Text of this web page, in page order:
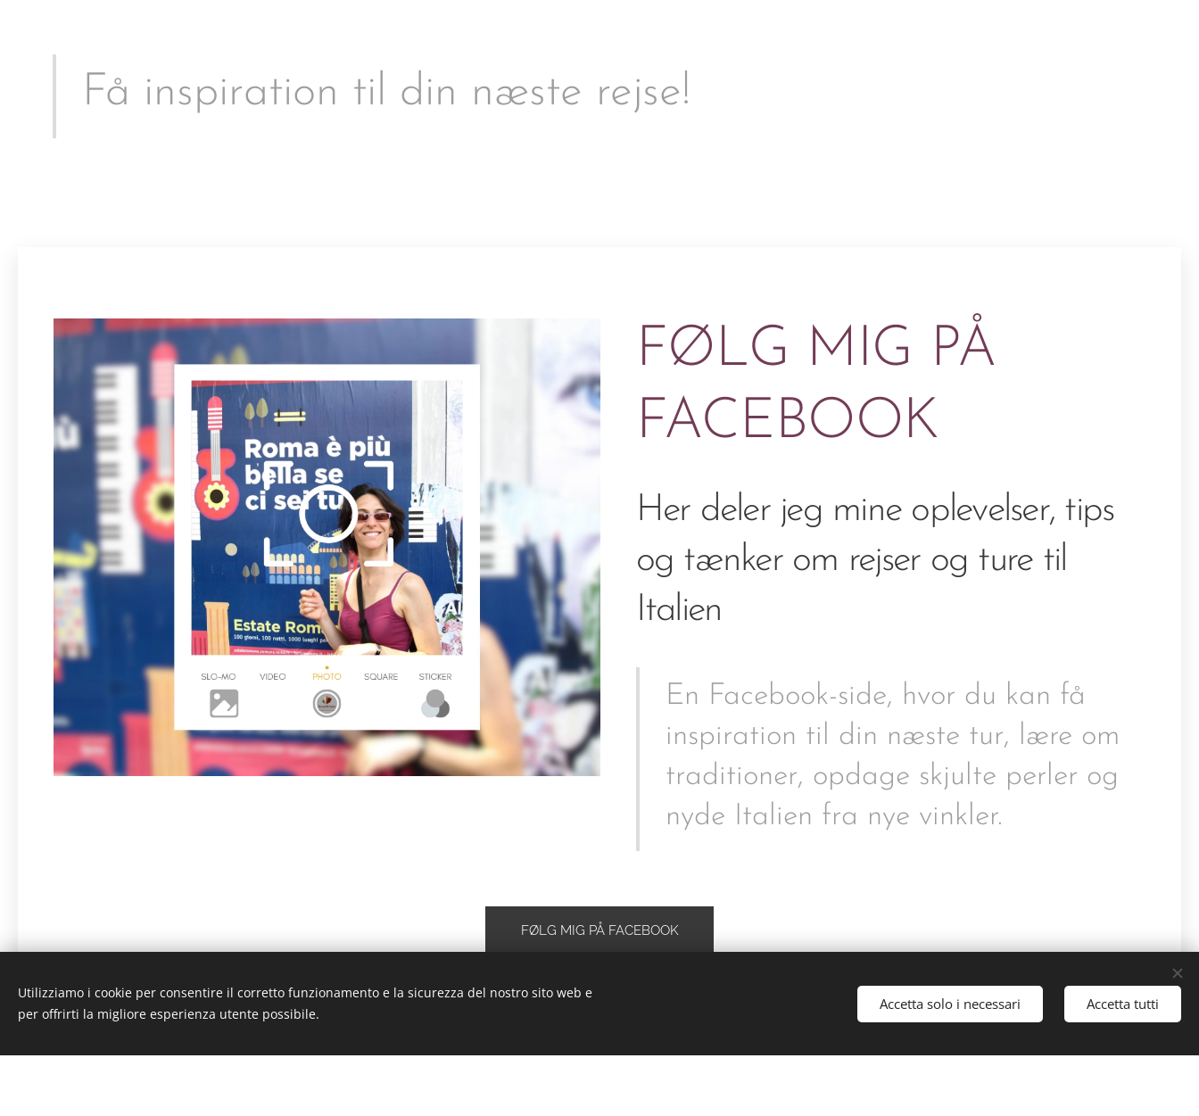
Få inspiration til din næste rejse!
FØLG MIG PÅ
FACEBOOK
Her deler jeg mine oplevelser, tips
og tænker om rejser og ture til
Italien
En Facebook-side, hvor du kan få
inspiration til din næste tur, lære om
traditioner, opdage skjulte perler og
nyde Italien fra nye vinkler.
FØLG MIG PÅ FACEBOOK
Utilizziamo i cookie per consentire il corretto funzionamento e la sicurezza del nostro sito web e
per offrirti la migliore esperienza utente possibile.
Accetta solo i necessari Accetta tutti